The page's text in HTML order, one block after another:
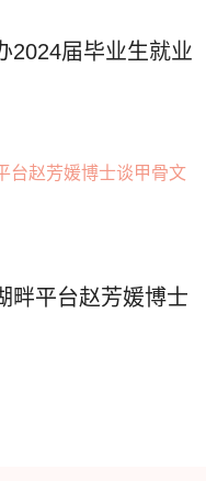
2024届毕业生就业
畔平台赵芳媛博士